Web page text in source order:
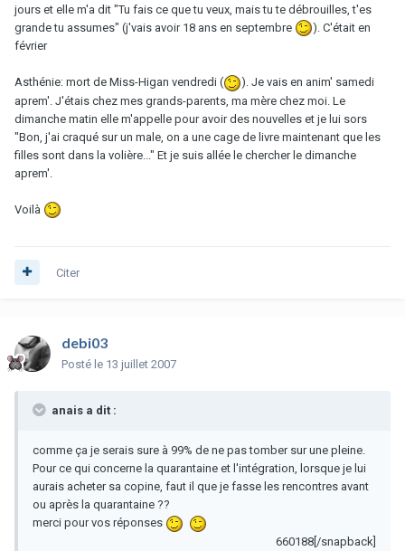
jours et elle m'a dit "Tu fais ce que tu veux, mais tu te débrouilles, t'es
grande tu assumes" (j'vais avoir 18 ans en septembre
). C'était en
février
Asthénie: mort de Miss-Higan vendredi (
). Je vais en anim' samedi
aprem'. J'étais chez mes grands-parents, ma mère chez moi. Le
dimanche matin elle m'appelle pour avoir des nouvelles et je lui sors
"Bon, j'ai craqué sur un male, on a une cage de livre maintenant que les
filles sont dans la volière..." Et je suis allée le chercher le dimanche
aprem'.
Voilà
Citer
debi03
Posté le 13 juillet 2007
anais a dit :
comme ça je serais sure à 99% de ne pas tomber sur une pleine.
Pour ce qui concerne la quarantaine et l'intégration, lorsque je lui
aurais acheter sa copine, faut il que je fasse les rencontres avant
ou après la quarantaine ??
merci pour vos réponses
660188[/snapback]